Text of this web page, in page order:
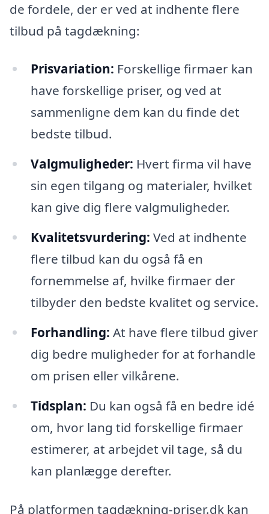
de fordele, der er ved at indhente flere
tilbud på tagdækning:
Prisvariation: Forskellige firmaer kan
have forskellige priser, og ved at
sammenligne dem kan du finde det
bedste tilbud.
Valgmuligheder: Hvert firma vil have
sin egen tilgang og materialer, hvilket
kan give dig flere valgmuligheder.
Kvalitetsvurdering: Ved at indhente
flere tilbud kan du også få en
fornemmelse af, hvilke firmaer der
tilbyder den bedste kvalitet og service.
Forhandling: At have flere tilbud giver
dig bedre muligheder for at forhandle
om prisen eller vilkårene.
Tidsplan: Du kan også få en bedre idé
om, hvor lang tid forskellige firmaer
estimerer, at arbejdet vil tage, så du
kan planlægge derefter.
På platformen tagdækning-priser.dk kan